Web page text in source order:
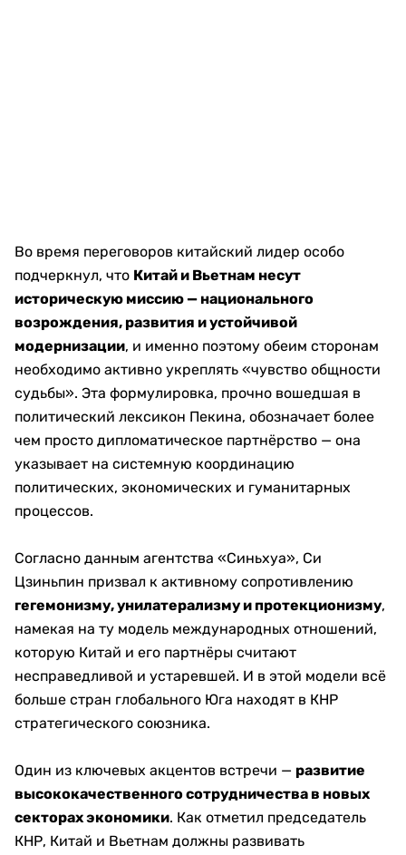
Во время переговоров китайский лидер особо
подчеркнул, что Китай и Вьетнам несут
историческую миссию — национального
возрождения, развития и устойчивой
модернизации, и именно поэтому обеим сторонам
необходимо активно укреплять «чувство общности
судьбы». Эта формулировка, прочно вошедшая в
политический лексикон Пекина, обозначает более
чем просто дипломатическое партнёрство — она
указывает на системную координацию
политических, экономических и гуманитарных
процессов.
Согласно данным агентства «Синьхуа», Си
Цзиньпин призвал к активному сопротивлению
гегемонизму, унилатерализму и протекционизму,
намекая на ту модель международных отношений,
которую Китай и его партнёры считают
несправедливой и устаревшей. И в этой модели всё
больше стран глобального Юга находят в КНР
стратегического союзника.
Один из ключевых акцентов встречи — развитие
высококачественного сотрудничества в новых
секторах экономики. Как отметил председатель
КНР, Китай и Вьетнам должны развивать